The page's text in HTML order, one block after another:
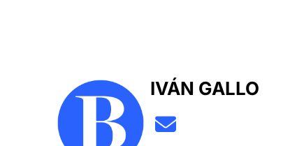
IVÁN GALLO